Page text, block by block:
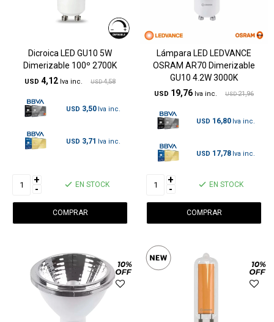
Dicroica LED GU10 5W
Dimerizable 100º 2700K
USD 4,12 USD 4,58
USD 3,50
USD 3,71
+
- EN STOCK
Lámpara LED LEDVANCE
OSRAM AR70 Dimerizable
GU10 4.2W 3000K
USD 19,76 USD 21,96
USD 16,80
USD 17,78
+
- EN STOCK